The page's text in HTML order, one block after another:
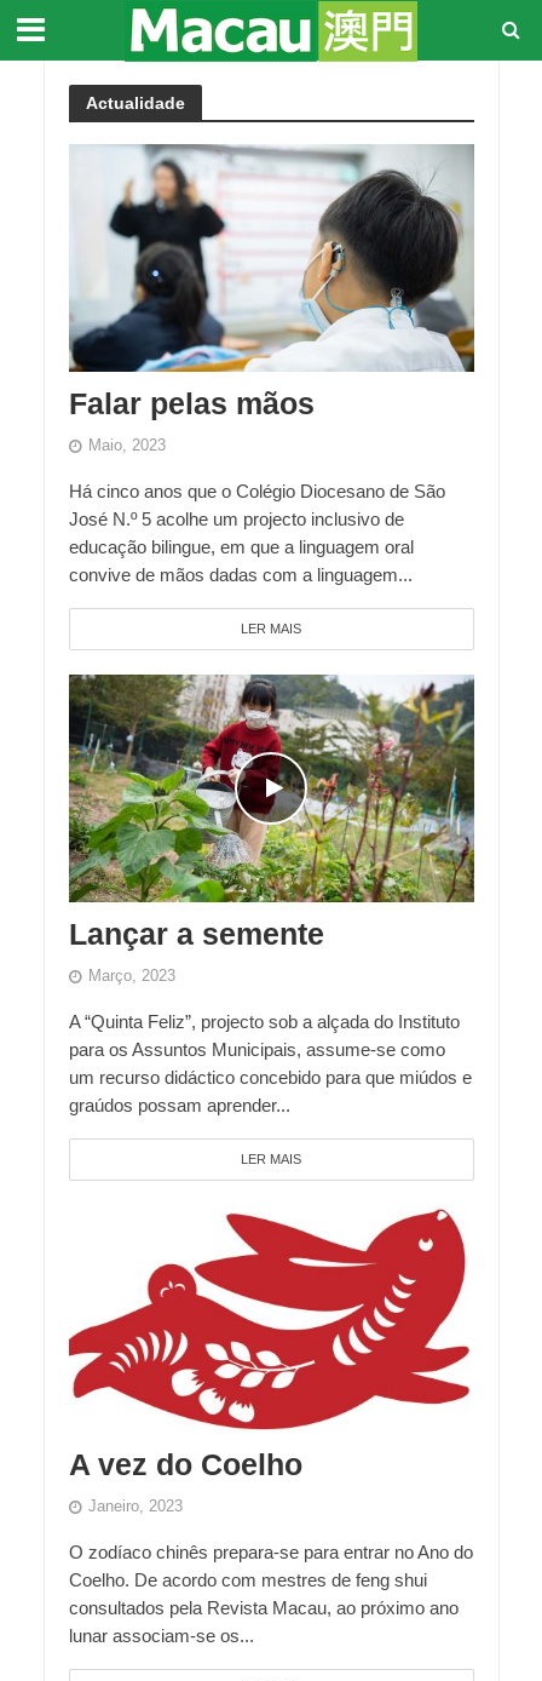
Actualidade
Falar pelas mãos
Maio, 2023
Há cinco anos que o Colégio Diocesano de São
José N.º 5 acolhe um projecto inclusivo de
educação bilingue, em que a linguagem oral
convive de mãos dadas com a linguagem...
LER MAIS
Lançar a semente
Março, 2023
A “Quinta Feliz”, projecto sob a alçada do Instituto
para os Assuntos Municipais, assume-se como
um recurso didáctico concebido para que miúdos e
graúdos possam aprender...
LER MAIS
A vez do Coelho
Janeiro, 2023
O zodíaco chinês prepara-se para entrar no Ano do
Coelho. De acordo com mestres de feng shui
consultados pela Revista Macau, ao próximo ano
lunar associam-se os...